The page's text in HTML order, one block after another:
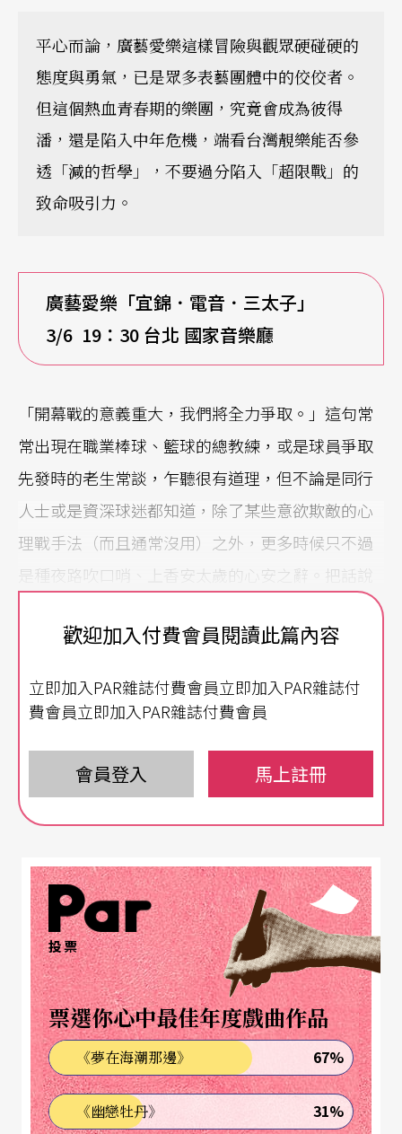
平心而論，廣藝愛樂這樣冒險與觀眾硬碰硬的
態度與勇氣，已是眾多表藝團體中的佼佼者。
但這個熱血青春期的樂團，究竟會成為彼得
潘，還是陷入中年危機，端看台灣靚樂能否參
透「減的哲學」，不要過分陷入「超限戰」的
致命吸引力。
廣藝愛樂「宜錦．電音．三太子」
3/6 19 ：30 台北 國家音樂廳
「開幕戰的意義重大，我們將全力爭取。」這句常
常出現在職業棒球、籃球的總教練，或是球員爭取
先發時的老生常談，乍聽很有道理，但不論是同行
人士或是資深球迷都知道，除了某些意欲欺敵的心
理戰手法（而且通常沒用）之外，更多時候只不過
是種夜路吹口哨、上香安太歲的心安之辭。把話說
行公事的態度，那麼每個「不特別重視」的比賽加
「不特別重視」的球季。
企圖宏大卻處處不夠周延
被定義為【廣藝愛樂‧台灣靚樂】「開鑼鬧台鉅
如此意義重大的「開幕戰背景」。從演出的結果來
看，實為此間的表演藝術團體著實地上了一堂case s
tudy。其意欲突破與開創的局面，理想極其高遠，
夢想又極其壯闊；其面臨與呈現的現實，困厄何其
窒礙，環境又何其險惡。
結合經典與鄉土，交融殿堂與世俗，編織成全場曲
目的核心元素。我們聽到李哲藝如何呈現出大膽而
創新的《 風火電音三太子 》協奏曲，在時下流行的
歡迎加入付費會員閱讀此篇內容
立即加入PAR雜誌付費會員立即加入PAR雜誌付
費會員立即加入PAR雜誌付費會員
會員登入 馬上註冊
投票
票選你心中最佳年度戲曲作品
《夢在海潮那邊》 67%
《幽戀牡丹》 31%